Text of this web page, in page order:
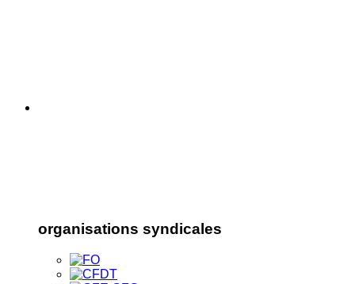
organisations syndicales